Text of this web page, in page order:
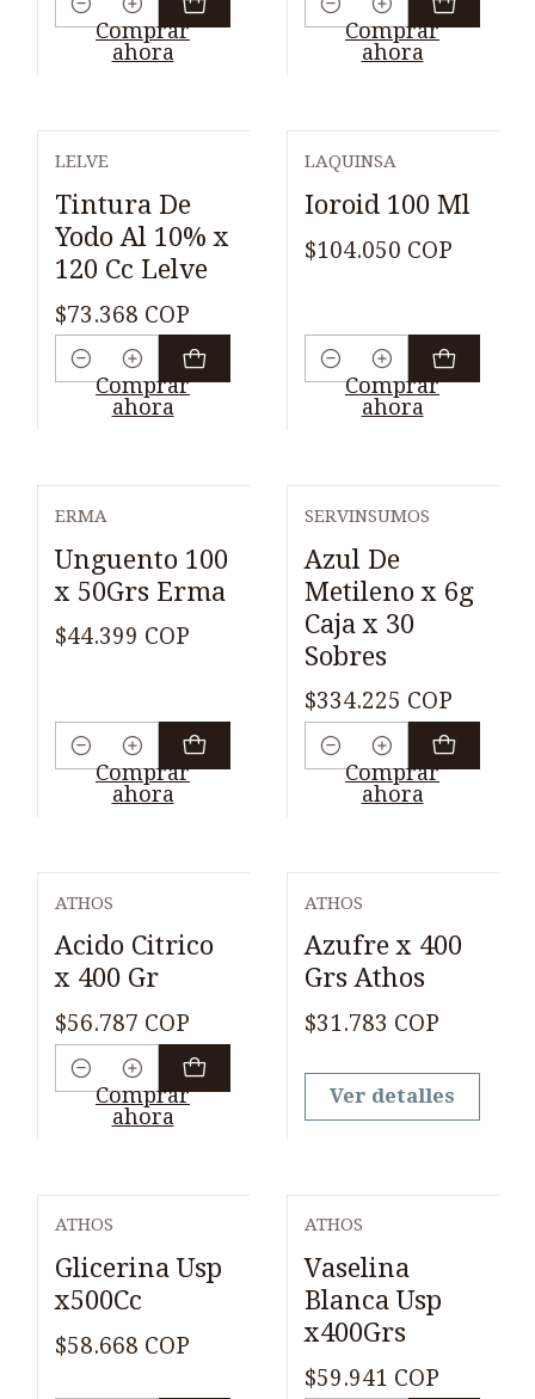
Cantidad
Comprar
ahora
Cantidad
Comprar
ahora
LELVE
Tintura De
Yodo Al 10% x
120 Cc Lelve
$73.368 COP
Cantidad
Comprar
ahora
LAQUINSA
Ioroid 100 Ml
$104.050 COP
Cantidad
Comprar
ahora
ERMA
Unguento 100
x 50Grs Erma
$44.399 COP
Cantidad
Comprar
ahora
SERVINSUMOS
Azul De
Metileno x 6g
Caja x 30
Sobres
$334.225 COP
Cantidad
Comprar
ahora
ATHOS
Acido Citrico
x 400 Gr
$56.787 COP
Cantidad
Comprar
ahora
ATHOS
Azufre x 400
Grs Athos
$31.783 COP
Ver detalles
ATHOS
Glicerina Usp
x500Cc
$58.668 COP
ATHOS
Vaselina
Blanca Usp
x400Grs
$59.941 COP